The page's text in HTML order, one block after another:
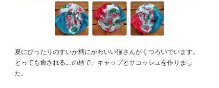
夏にぴったりのすいか柄にかわいい猫さんがくつろいでいます。
とっても癒されるこの柄で、キャップとサコッシュを作りまし
た。